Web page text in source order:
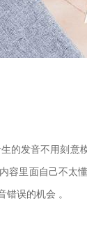
的发音不用刻
容里面自己不太
错误的机会 。